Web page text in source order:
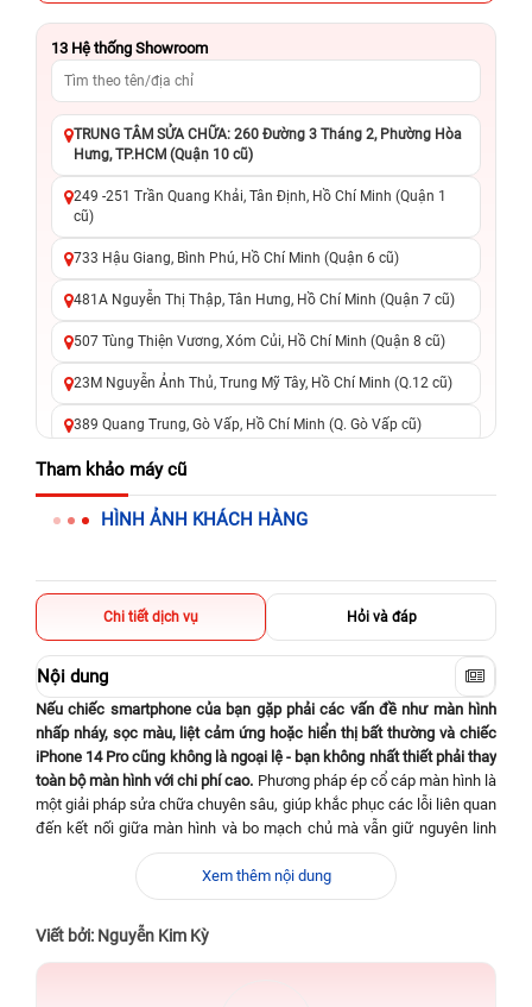
13 Hệ thống Showroom
TRUNG TÂM SỬA CHỮA: 260 Đường 3 Tháng 2, Phường Hòa
Hưng, TP.HCM (Quận 10 cũ)
249 -251 Trần Quang Khải, Tân Định, Hồ Chí Minh (Quận 1
cũ)
733 Hậu Giang, Bình Phú, Hồ Chí Minh (Quận 6 cũ)
481A Nguyễn Thị Thập, Tân Hưng, Hồ Chí Minh (Quận 7 cũ)
507 Tùng Thiện Vương, Xóm Củi, Hồ Chí Minh (Quận 8 cũ)
23M Nguyễn Ảnh Thủ, Trung Mỹ Tây, Hồ Chí Minh (Q.12 cũ)
389 Quang Trung, Gò Vấp, Hồ Chí Minh (Q. Gò Vấp cũ)
625 - 625A Âu Cơ, Tân Phú, Hồ Chí Minh (Quận Tân Phú cũ)
326 Lê Văn Việt, Tăng Nhơn Phú, Hồ Chí Minh (Q.9 TP. Thủ
Đức cũ)
Đức Cũ)
70 Nguyễn An Ninh, Dĩ An, Hồ Chí Minh (Bình Dương Cũ)
24h Vũng Tàu: 162A Ba Cu, Vũng Tàu, Hồ Chí Minh (TP. Vũng
Tàu cũ)
198 Hoàng Văn Thụ, Tân Sơn Nhất, Hồ Chí Minh (Tân Bình
cũ)
Tham khảo máy cũ
HÌNH ẢNH KHÁCH HÀNG
Chi tiết dịch vụ Hỏi và đáp
Nội dung
Nếu chiếc smartphone của bạn gặp phải các vấn đề như màn hình
nhấp nháy, sọc màu, liệt cảm ứng hoặc hiển thị bất thường và chiếc
iPhone 14 Pro cũng không là ngoại lệ - bạn không nhất thiết phải thay
toàn bộ màn hình với chi phí cao. Phương pháp ép cổ cáp màn hình là
một giải pháp sửa chữa chuyên sâu, giúp khắc phục các lỗi liên quan
đến kết nối giữa màn hình và bo mạch chủ mà vẫn giữ nguyên linh
iPhone 14 Pro sở hữu màn hình Super Retina XDR OLED kích thước
khoảng 19,5:9. Màn hình hỗ trợ công nghệ ProMotion với tần số quét
thích ứng lên đến 120 Hz, có Dynamic Island và Always‑On Display,
Xem thêm nội dung
Viết bởi: Nguyễn Kim Kỳ